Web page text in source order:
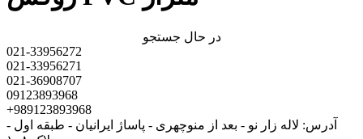
در حال جستجو
021-33956272
021-33956271
021-36908707
09123893968
+989123893968
آدرس: لاله زار نو - بعد از منوچهری - پاساژ ایرانیان - طبقه اول -